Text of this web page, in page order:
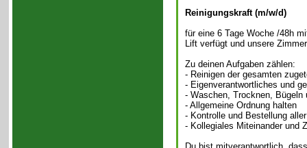
Reinigungskraft (m/w/d)
für eine 6 Tage Woche /48h
Lift verfügt und unsere
Zu deinen Aufgaben zählen:
- Reinigen der gesamten
- Eigenverantwortliches und
- Waschen, Trocknen, Bügeln
- Allgemeine Ordnung halten
- Kontrolle und Bestellung
- Kollegiales Miteinander und